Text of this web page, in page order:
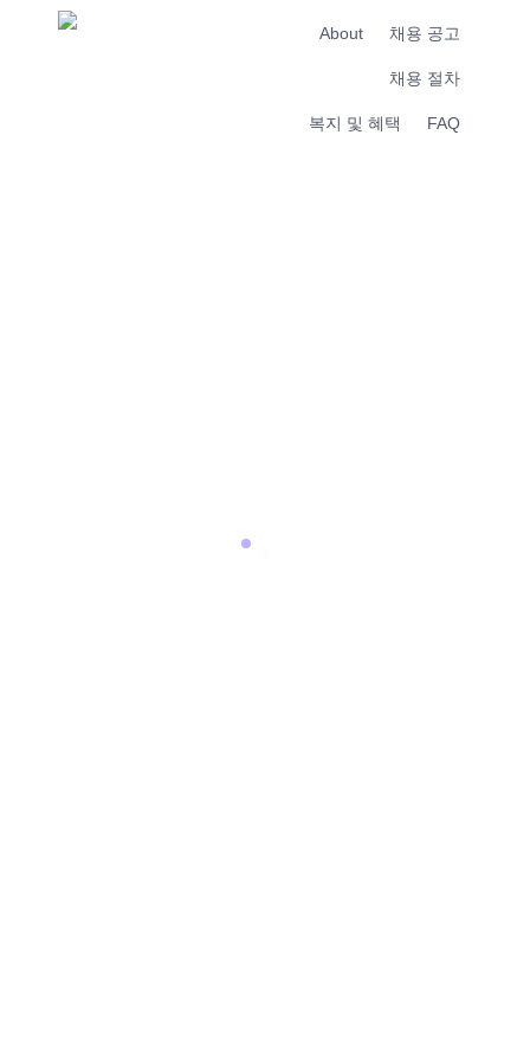
About 채용 공고
채용 절차
복지 및 혜택 FAQ